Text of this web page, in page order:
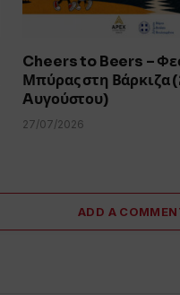
Cheers to Beers –
Μπύρας στη Βάρκιζα
Aυγούστου)
27/07/2026
ADD A